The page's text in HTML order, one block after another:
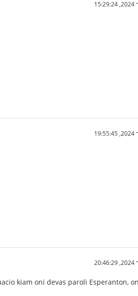
kiam oni devas paroli Esperanton,